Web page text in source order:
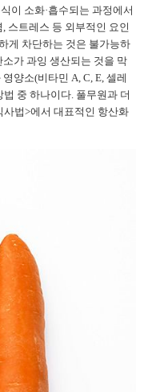
이 소화·흡수되는 과정에서
스트레스 등 외부적인 요인
게 차단하는 것은 불가능하
가 과잉 생산되는 것을 막
양소(비타민 A, C, E, 셀레
중 하나이다. 풀무원과 더
법>에서 대표적인 항산화